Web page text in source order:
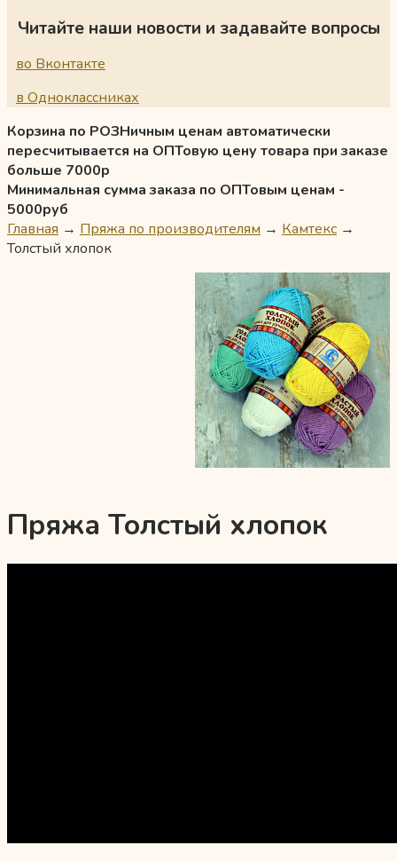
Читайте наши новости и задавайте вопросы
во Вконтакте
в Одноклассниках
Корзина по РОЗНичным ценам автоматически
пересчитывается на ОПТовую цену товара при заказе
больше 7000р
Минимальная сумма заказа по ОПТовым ценам -
5000руб
Главная → Пряжа по производителям → Камтекс →
Толстый хлопок
Пряжа Толстый хлопок